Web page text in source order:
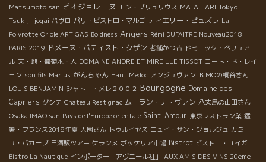
Matsumoto san ビオジョレーヌ モン・ブリュリウス MATA HARI Tokyo
Tsukiji-jogai パヴロ パリ・ビストロ・マルゴ ティエリー・ピュズラ La
Poivrotte Oriole ARTIGAS Boldness Angers Rémi DUFAITRE Nouveau2018
PARIS 2019 ドメーヌ・バティスト・クザン 老舗かつ吉 ドミニック・べリュアー
ル 天・地・葡萄木・人 DOMAINE ANDRE ET MIREILLE TISSOT コート・ド・レイ
ヨン son fils Marius がんちゃん Haut Medoc アンジュヴァン ＢＭОの桐谷さん
LOUIS BENJAMIN シャトー・メレ２００２ Bourgogne Domaine des
Capriers グシテ Chateau Restignac ムーラン・ナ・ヴァン 八丈島の山田さん
Osaka IMAO san Pays de l'Europe orientale Saint-Amour 東京レストラン業 猛
暑・フランス2018年夏 大園さん トゥルイヤス ニュイ・サン・ジョルジュ カミー
ユ・バカーブ 日酒販ツアー ケランヌ ボッケリア市場 Bistrot ビストロ・ユイガ
Bistro La Nautique インポーター「アヴニール社」
AUX AMIS DES VINS 20eme